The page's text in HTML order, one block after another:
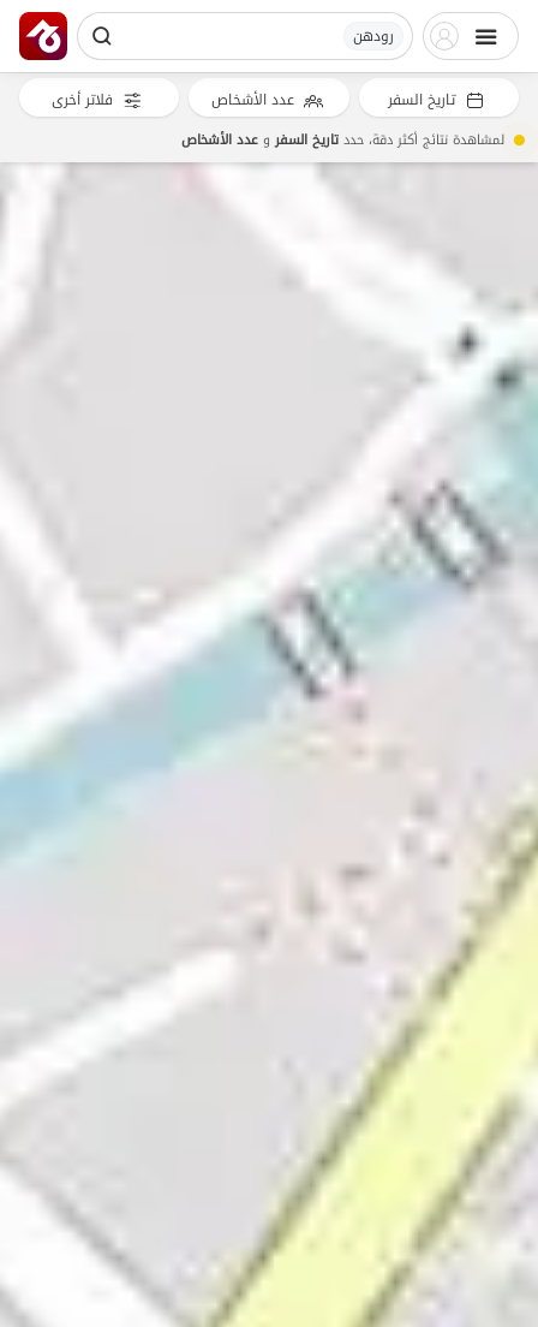
رودهن
تاريخ السفر عدد الأشخاص فلاتر أخرى
لمشاهدة نتائج أكثر دقة، حددتاريخ السفروعدد الأشخاص